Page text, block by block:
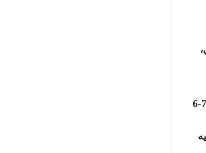
الأهلي هو حامل لقب النسخة الماضية (2024)، حيث تغلب على الزمالك 7-6
لقباً، يليه